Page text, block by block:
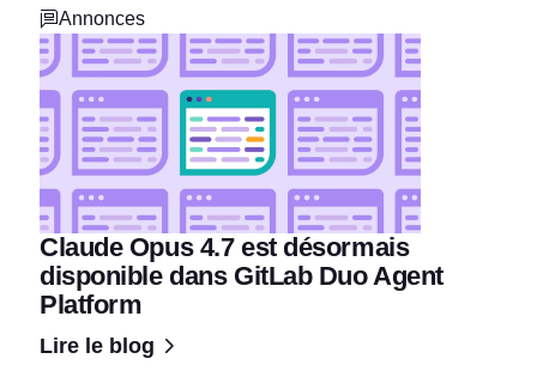
Annonces
Claude Opus 4.7 est désormais
disponible dans GitLab Duo Agent
Platform
Lire le blog